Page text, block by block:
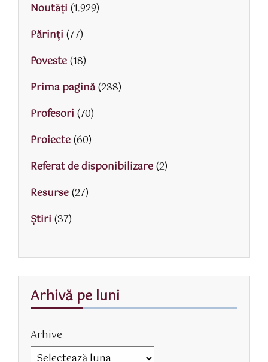
Noutăți (1.929)
Părinţi (77)
Poveste(18)
Prima pagină(238)
Profesori (70)
Proiecte(60)
Referat de disponibilizare(2)
Resurse(27)
Știri (37)
Arhivă pe luni
Arhive